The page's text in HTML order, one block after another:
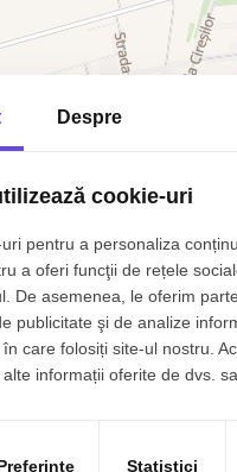
Despre
cookie-uri
pentru a personaliza
a oferi funcţii de rețele
De asemenea, le oferim
publicitate şi de analize
care folosiți site-ul nostru.
informații oferite de dvs.
Statistici